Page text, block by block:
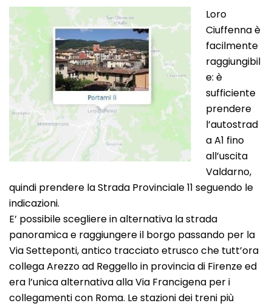
Loro
Ciuffenna è
facilmente
raggiungibil
e: è
sufficiente
prendere
l’autostrad
a A1 fino
all’uscita
Valdarno,
quindi prendere la Strada Provinciale 11 seguendo le
indicazioni.
E’ possibile scegliere in alternativa la strada
panoramica e raggiungere il borgo passando per la
Via Setteponti, antico tracciato etrusco che tutt’ora
collega Arezzo ad Reggello in provincia di Firenze ed
era l’unica alternativa alla Via Francigena per i
collegamenti con Roma. Le stazioni dei treni più